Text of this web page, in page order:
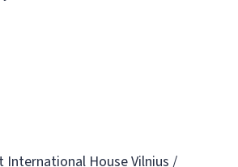
International House Vilnius /